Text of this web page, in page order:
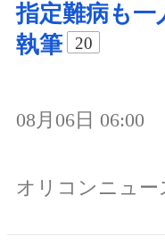
指定難病も一
執筆
20
08月06日 06:00
オリコンニュー